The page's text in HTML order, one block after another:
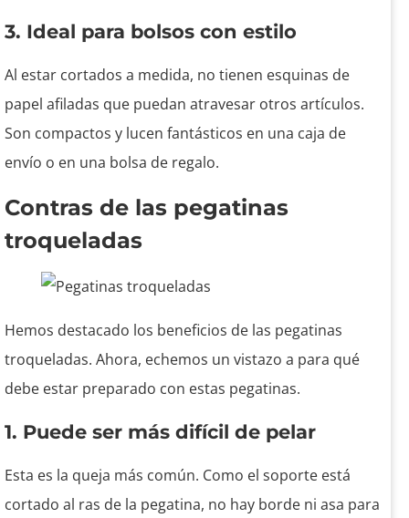
3. Ideal para bolsos con estilo
Al estar cortados a medida, no tienen esquinas de
papel afiladas que puedan atravesar otros artículos.
Son compactos y lucen fantásticos en una caja de
envío o en una bolsa de regalo.
Contras de las pegatinas
troqueladas
Hemos destacado los beneficios de las pegatinas
troqueladas. Ahora, echemos un vistazo a para qué
debe estar preparado con estas pegatinas.
1. Puede ser más difícil de pelar
Esta es la queja más común. Como el soporte está
cortado al ras de la pegatina, no hay borde ni asa para